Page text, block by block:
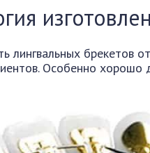
лингвальных брекетов
Особенно хорошо